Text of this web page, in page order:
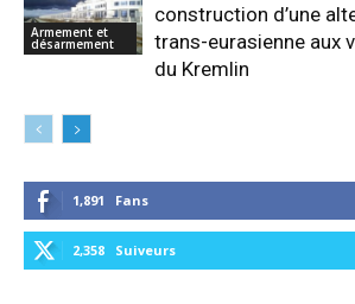
Armement et
désarmement
construction d’une
trans-eurasienne aux
du Kremlin
1,891 Fans
2,358 Suiveurs